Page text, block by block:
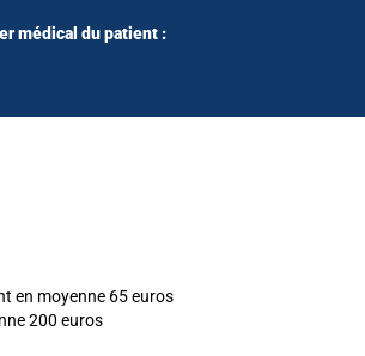
médical du patient :
en moyenne 65 euros
200 euros